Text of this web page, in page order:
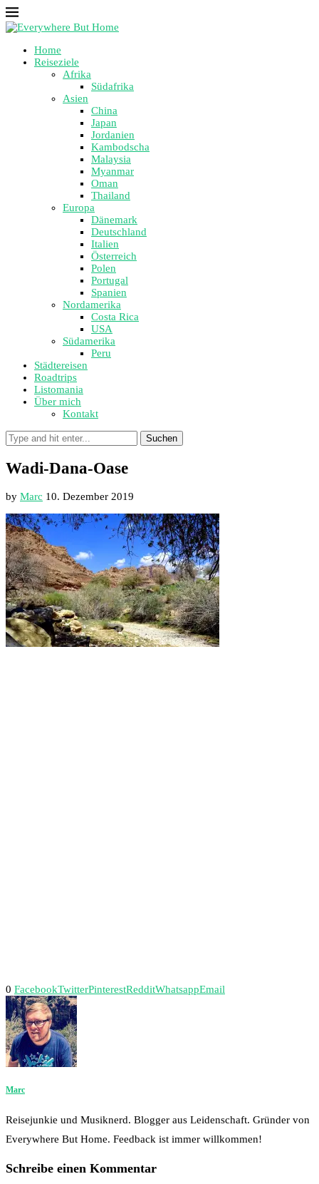
Home
Reiseziele
Afrika
Südafrika
Asien
China
Japan
Jordanien
Kambodscha
Malaysia
Myanmar
Oman
Thailand
Europa
Dänemark
Deutschland
Italien
Österreich
Polen
Portugal
Spanien
Nordamerika
Costa Rica
USA
Südamerika
Peru
Städtereisen
Roadtrips
Listomania
Über mich
Kontakt
Suchen
Wadi-Dana-Oase
by Marc 10. Dezember 2019
0 FacebookTwitterPinterestRedditWhatsappEmail
Marc
Reisejunkie und Musiknerd. Blogger aus Leidenschaft. Gründer von
Everywhere But Home. Feedback ist immer willkommen!
Schreibe einen Kommentar